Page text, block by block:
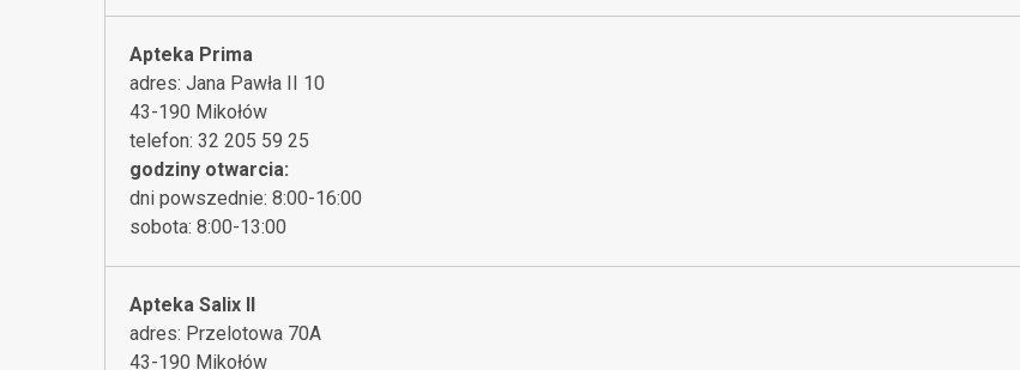
Apteka Prima
adres: Jana Pawła II 10
43-190 Mikołów
telefon: 32 205 59 25
godziny otwarcia:
dni powszednie: 8:00-16:00
sobota: 8:00-13:00
Apteka Salix II
adres: Przelotowa 70A
43-190 Mikołów